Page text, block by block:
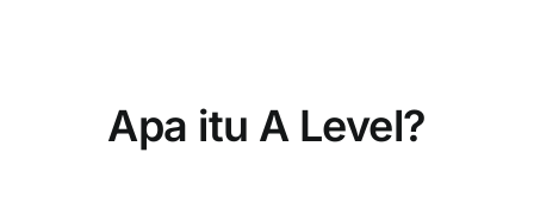
Apa itu A Level?